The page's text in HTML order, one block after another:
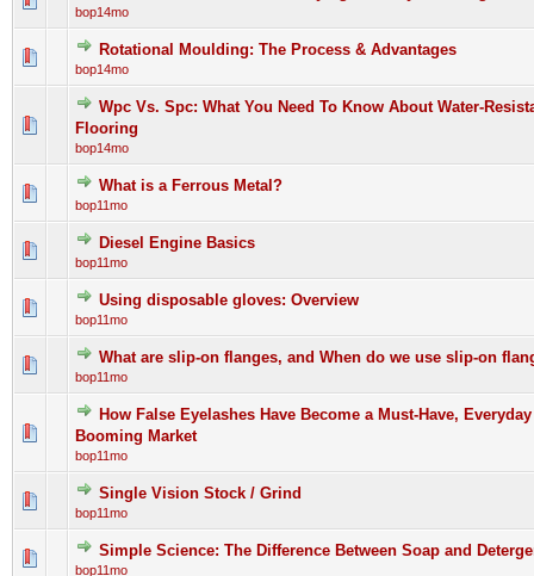
bop14mo
Rotational Moulding: The Process & Advantages
bop14mo
0 Bewertung(en) - 0 von 5 durchschnittlich
12345
Wpc Vs. Spc: What You Need To Know About Water-
Flooring
bop14mo
0 Bewertung(en) - 0 von 5 durchschnittlich
What is a Ferrous Metal?
bop11mo
0 Bewertung(en) - 0 von 5 durchschnittlich
12 3
Diesel Engine Basics
bop11mo
0 Bewertung(en) - 0 von 5 durchschnittlich
1
Using disposable gloves: Overview
bop11mo
0 Bewertung(en) - 0 von 5 durchschnittlich
12345
What are slip-on flanges, and When do we use slip-on
bop11mo
0 Bewertung(en) - 0 von 5 durchschnittlich
123 45
How False Eyelashes Have Become a Must-Have,
Booming Market
bop11mo
0 Bewertung(en) - 0 von 5 durchschnittlich
Single Vision Stock / Grind
bop11mo
0 Bewertung(en) - 0 von 5 durchschnittlich
12345
Simple Science: The Difference Between Soap and
bop11mo
0 Bewertung(en) - 0 von 5 durchschnittlich
12345